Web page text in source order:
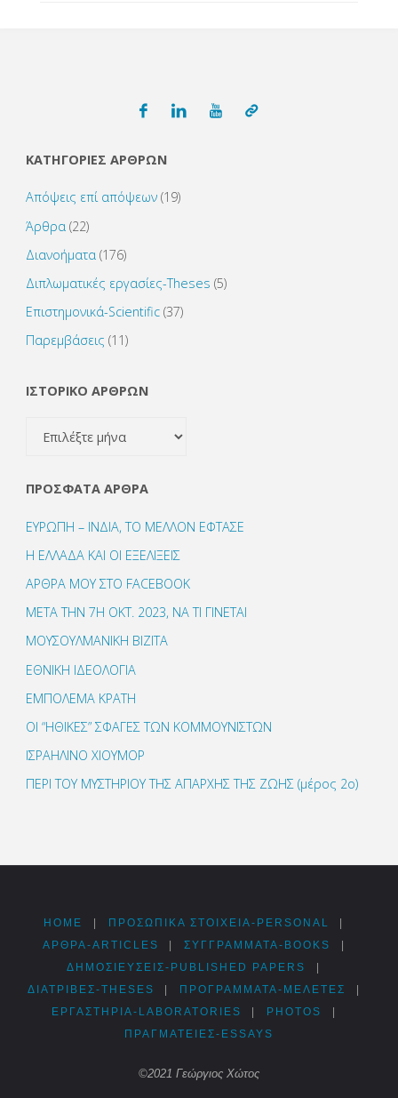
ΚΑΤΗΓΟΡΙΕΣ ΑΡΘΡΩΝ
Απόψεις επί απόψεων(19)
Άρθρα (22)
Διανοήματα (176)
Διπλωματικές εργασίες-Theses (5)
Επιστημονικά-Scientific(37)
Παρεμβάσεις (11)
ΙΣΤΟΡΙΚΟ ΑΡΘΡΩΝ
ΙΣΤΟΡΙΚΟ
ΠΡΌΣΦΑΤΑ ΆΡΘΡΑ
ΕΥΡΩΠΗ – ΙΝΔΙΑ, ΤΟ ΜΕΛΛΟΝ ΕΦΤΑΣΕ
Η ΕΛΛΑΔΑ ΚΑΙ ΟΙ ΕΞΕΛΙΞΕΙΣ
ΑΡΘΡΑ ΜΟΥ ΣΤΟ FACEBOOK
ΜΕΤΑ ΤΗΝ 7Η ΟΚΤ. 2023, ΝΑ ΤΙ ΓΙΝΕΤΑΙ
ΜΟΥΣΟΥΛΜΑΝΙΚΗ ΒΙΖΙΤΑ
ΕΘΝΙΚΗ ΙΔΕΟΛΟΓΙΑ
ΕΜΠΟΛΕΜΑ ΚΡΑΤΗ
ΟΙ “ΗΘΙΚΕΣ” ΣΦΑΓΕΣ ΤΩΝ ΚΟΜΜΟΥΝΙΣΤΩΝ
ΙΣΡΑΗΛΙΝΟ ΧΙΟΥΜΟΡ
ΠΕΡΙ ΤΟΥ ΜΥΣΤΗΡΙΟΥ ΤΗΣ ΑΠΑΡΧΗΣ ΤΗΣ ΖΩΗΣ (μέρος 2ο)
HOME ΠΡΟΣΩΠΙΚΆ ΣΤΟΙΧΕΊΑ-PERSONAL
ΑΡΘΡΑ-ARTICLES ΣΥΓΓΡΆΜΜΑΤΑ-BOOKS
ΔΗΜΟΣΙΕΎΣΕΙΣ-PUBLISHED PAPERS
ΔΙΑΤΡΙΒΈΣ-THESES ΠΡΟΓΡΆΜΜΑΤΑ-ΜΕΛΈΤΕΣ
ΕΡΓΑΣΤΉΡΙΑ-LABORATORIES PHOTOS
ΠΡΑΓΜΑΤΕΊΕΣ-ESSAYS
©2021 Γεώργιος Χώτος